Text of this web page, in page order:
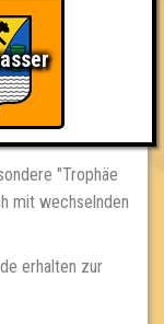
bestehen!
währenden
"Trophäe
mit wechselnden
erhalten zur